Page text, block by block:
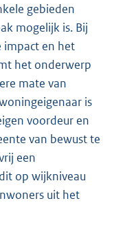
gebieden
mogelijk is. Bij
impact en het
het onderwerp
mate van
is
voordeur en
van bewust te
een
op wijkniveau
uit het